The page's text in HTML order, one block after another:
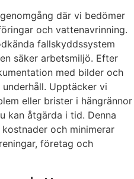
där vi bedömer
och vattenavrinning.
fallskyddssystem
säker arbetsmiljö. Efter
med bilder och
Upptäcker vi
eller brister i hängrännor
kan åtgärda i tid. Denna
och minimerar
företag och